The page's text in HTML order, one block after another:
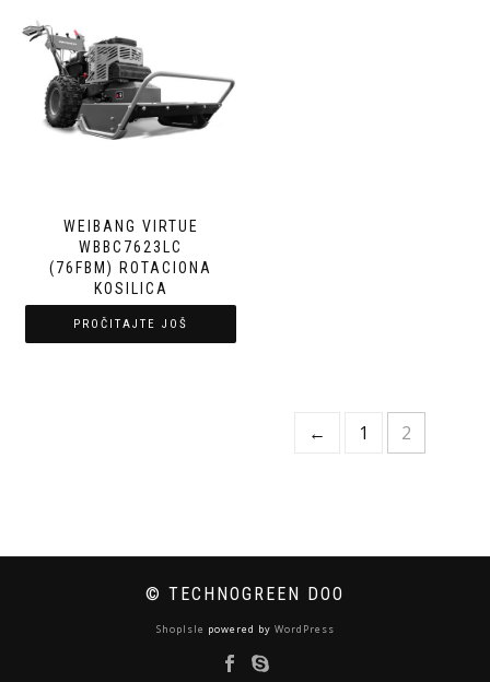
WEIBANG VIRTUE
WBBC7623LC
(76FBM) ROTACIONA
KOSILICA
PROČITAJTE JOŠ
← 1 2
© TECHNOGREEN DOO
ShopIsle powered by WordPress